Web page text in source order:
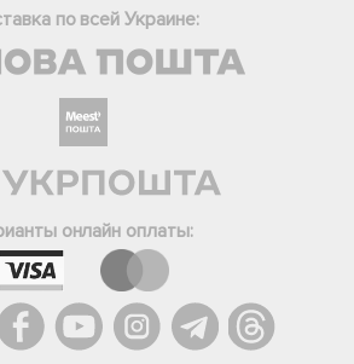
по всей Украине:
онлайн оплаты:
Телеграм
Вайбер
Онлайн чат